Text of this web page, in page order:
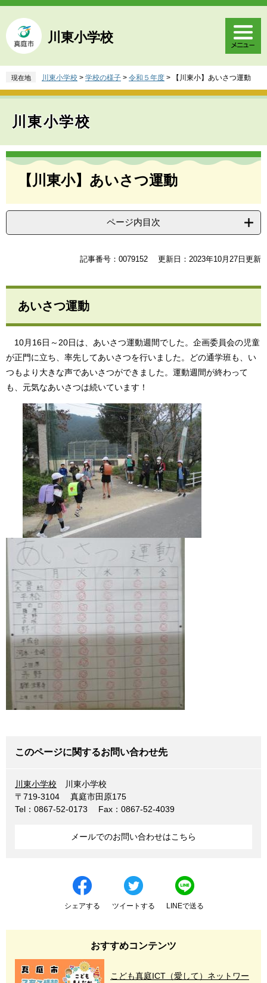
ペ
ジ
の
頭
す
メ
ュ
ー
飛
し
へ
川東小学校
現在地 川東小学校 > 学校の様子 > 令和５年度 > 【川東小】あいさつ運動
川東小学校
本
【川東小】あいさつ運動
ページ内目次
記事番号：0079152 更新日：2023年10月27日更新
あいさつ運動
10月16日～20日は、あいさつ運動週間でした。企画委員会の児童
が正門に立ち、率先してあいさつを行いました。どの通学班も、い
つもより大きな声であいさつができました。運動週間が終わって
も、元気なあいさつは続いています！
このページに関するお問い合わせ先
川東小学校
川東小学校
〒719-3104
真庭市田原175
Tel：0867-52-0173
Fax：0867-52-4039
メールでのお問い合わせはこちら
シェアする ツイートする LINEで送る
おすすめコンテンツ
こども真庭ICT（愛して）ネットワー